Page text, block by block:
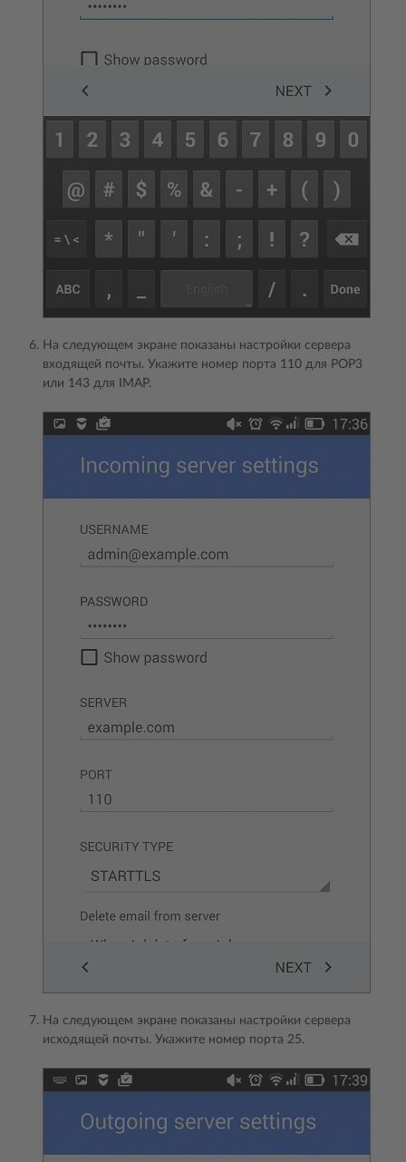
На следующем экране показаны настройки сервера
входящей почты. Укажите номер порта 110 для POP3
или 143 для IMAP.
На следующем экране показаны настройки сервера
исходящей почты. Укажите номер порта 25.